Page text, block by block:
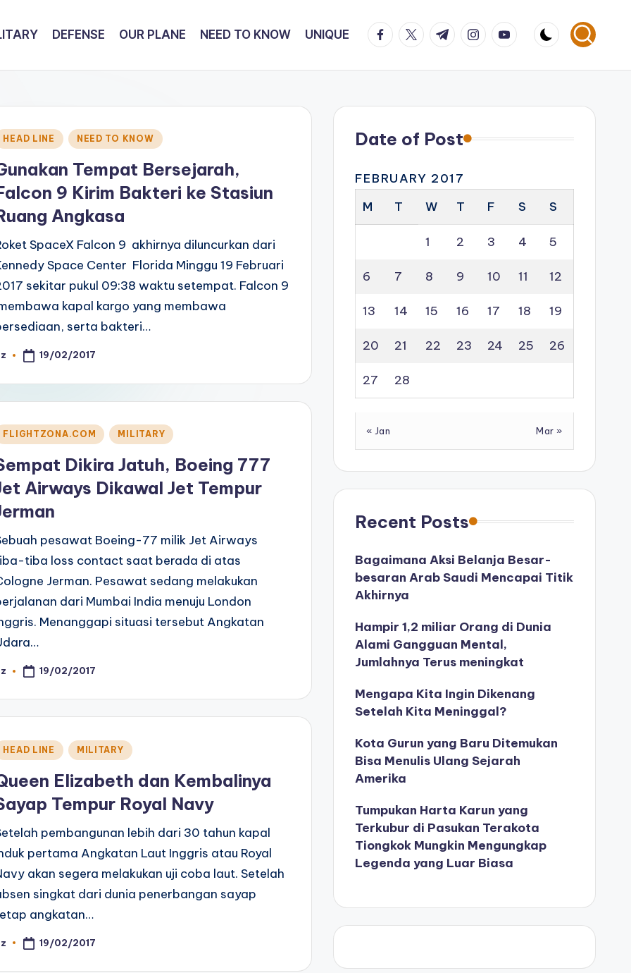
DEFENSE OUR PLANE NEED TO KNOW UNIQUE facebook.com
twitter.com
t.me instagram.com
youtube.com
HEAD LINE NEED TO KNOW
Tempat Bersejarah,
9 Kirim Bakteri ke Stasiun
Angkasa
SpaceX Falcon 9 akhirnya diluncurkan dari
Space Center Florida Minggu 19 Februari
sekitar pukul 09:38 waktu setempat. Falcon 9
kapal kargo yang membawa
serta bakteri…
19/02/2017
FLIGHTZONA.COM MILITARY
Dikira Jatuh, Boeing 777
Airways Dikawal Jet Tempur
pesawat Boeing-77 milik Jet Airways
tiba loss contact saat berada di atas
Jerman. Pesawat sedang melakukan
dari Mumbai India menuju London
Menanggapi situasi tersebut Angkatan
19/02/2017
HEAD LINE MILITARY
Elizabeth dan Kembalinya
Tempur Royal Navy
pembangunan lebih dari 30 tahun kapal
pertama Angkatan Laut Inggris atau Royal
akan segera melakukan uji coba laut. Setelah
singkat dari dunia penerbangan sayap
angkatan…
19/02/2017
Date of Post
FEBRUARY 2017
M
T W T F S S
1 2 3 4 5
6 7 8 9 10 11 12
13 14 15 16 17 18 19
20 21 22 23 24 25 26
27 28
« Jan Mar »
Recent Posts
Bagaimana Aksi Belanja Besar-
besaran Arab Saudi Mencapai Titik
Akhirnya
Hampir 1,2 miliar Orang di Dunia
Alami Gangguan Mental,
Jumlahnya Terus meningkat
Mengapa Kita Ingin Dikenang
Setelah Kita Meninggal?
Kota Gurun yang Baru Ditemukan
Bisa Menulis Ulang Sejarah
Amerika
Tumpukan Harta Karun yang
Terkubur di Pasukan Terakota
Tiongkok Mungkin Mengungkap
Legenda yang Luar Biasa